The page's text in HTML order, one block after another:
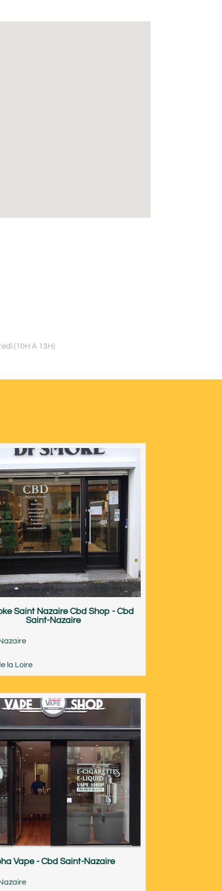
(10H À 13H)
Saint Nazaire Cbd Shop - Cbd
Saint-Nazaire
la Loire
Vape - Cbd Saint-Nazaire